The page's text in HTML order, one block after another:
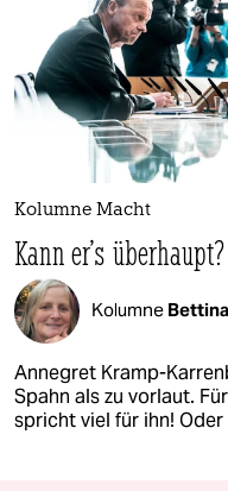
Kolumne Macht
Kann er's überhaupt?
Kolumne
Annegret Kramp-
Spahn als zu vorlaut.
spricht viel für ihn!